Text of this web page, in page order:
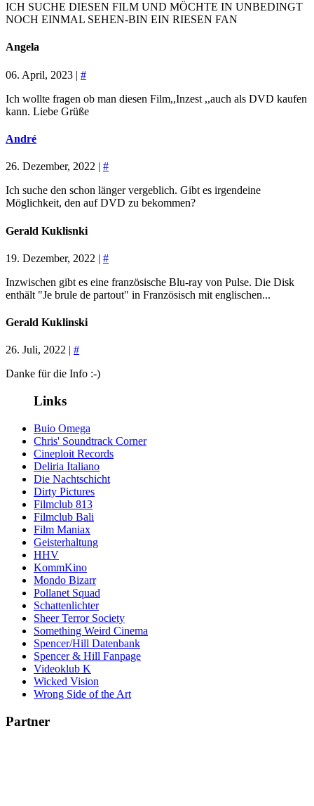
ICH SUCHE DIESEN FILM UND MÖCHTE IN UNBEDINGT
NOCH EINMAL SEHEN-BIN EIN RIESEN FAN
Angela
06. April, 2023 | #
Ich wollte fragen ob man diesen Film,,Inzest ,,auch als DVD kaufen
kann. Liebe Grüße
André
26. Dezember, 2022 | #
Ich suche den schon länger vergeblich. Gibt es irgendeine
Möglichkeit, den auf DVD zu bekommen?
Gerald Kuklisnki
19. Dezember, 2022 | #
Inzwischen gibt es eine französische Blu-ray von Pulse. Die Disk
enthält "Je brule de partout" in Französisch mit englischen...
Gerald Kuklinski
26. Juli, 2022 | #
Danke für die Info :-)
Links
Buio Omega
Chris' Soundtrack Corner
Cineploit Records
Deliria Italiano
Die Nachtschicht
Dirty Pictures
Filmclub 813
Filmclub Bali
Film Maniax
Geisterhaltung
HHV
KommKino
Mondo Bizarr
Pollanet Squad
Schattenlichter
Sheer Terror Society
Something Weird Cinema
Spencer/Hill Datenbank
Spencer & Hill Fanpage
Videoklub K
Wicked Vision
Wrong Side of the Art
Partner